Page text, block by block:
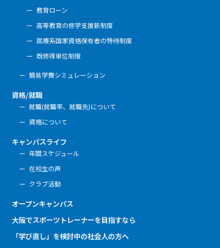
教育ローン
高等教育の修学支援新制度
医療系国家資格保有者の特待制度
既修得単位制度
簡易学費シミュレーション
資格/就職
就職(就職率、就職先)について
資格について
キャンパスライフ
年間スケジュール
在校生の声
クラブ活動
オープンキャンパス
大阪でスポーツトレーナーを目指すなら
「学び直し」を検討中の社会人の方へ